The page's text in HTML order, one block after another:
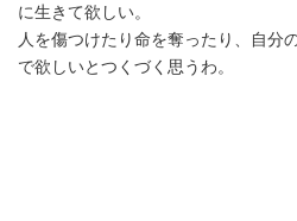
に生きて欲しい。
人を傷つけたり命を奪ったり、自分
で欲しいとつくづく思うわ。